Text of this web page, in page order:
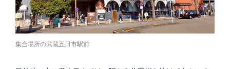
集合場所の武蔵五日市駅前